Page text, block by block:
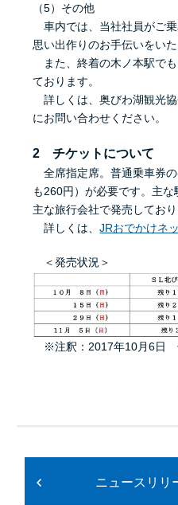
（5）その他
車内では、当社社員がご乗
思い出作りのお手伝いをいた
また、終着の木ノ本駅で
ております。
詳しくは、奥びわ湖観光
にお問い合わせください。
2 チケットについて
全席指定席。普通乗車券
も260円）が必要です。主
主な旅行会社で発売しており
詳しくは、JRおでかけネ
＜発売状況＞
※注釈：2017年10月6日
ニュースリリ